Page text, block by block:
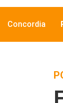
Concordia